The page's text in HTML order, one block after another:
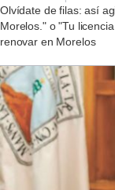
Olvídate de filas: así
Morelos." o "Tu
renovar en Morelos